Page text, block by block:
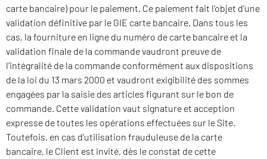
carte bancaire) pour le paiement. Ce paiement fait l’objet d’une
validation définitive par le GIE carte bancaire. Dans tous les
cas, la fourniture en ligne du numéro de carte bancaire et la
validation finale de la commande vaudront preuve de
l’intégralité de la commande conformément aux dispositions
de la loi du 13 mars 2000 et vaudront exigibilité des sommes
engagées par la saisie des articles figurant sur le bon de
commande. Cette validation vaut signature et acception
expresse de toutes les opérations effectuées sur le Site.
Toutefois, en cas d’utilisation frauduleuse de la carte
bancaire, le Client est invité, dès le constat de cette